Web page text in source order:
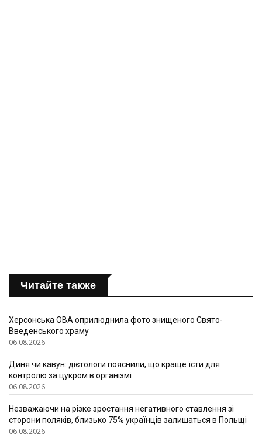
Читайте также
Херсонська ОВА оприлюднила фото знищеного Свято-
Введенського храму
06.08.2026
Диня чи кавун: дієтологи пояснили, що краще їсти для
контролю за цукром в організмі
06.08.2026
Незважаючи на різке зростання негативного ставлення зі
сторони поляків, близько 75% українців залишаться в Польщі
06.08.2026